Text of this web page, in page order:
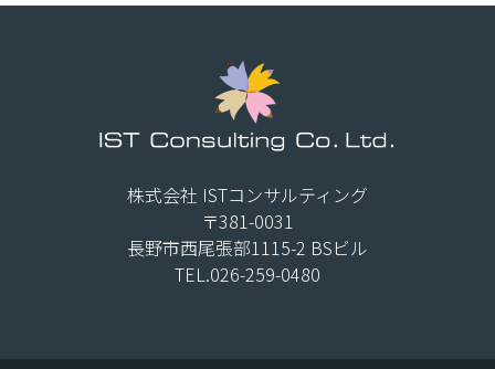
株式会社 ISTコンサルティング
〒381-0031
長野市西尾張部1115-2 BSビル
TEL.026-259-0480